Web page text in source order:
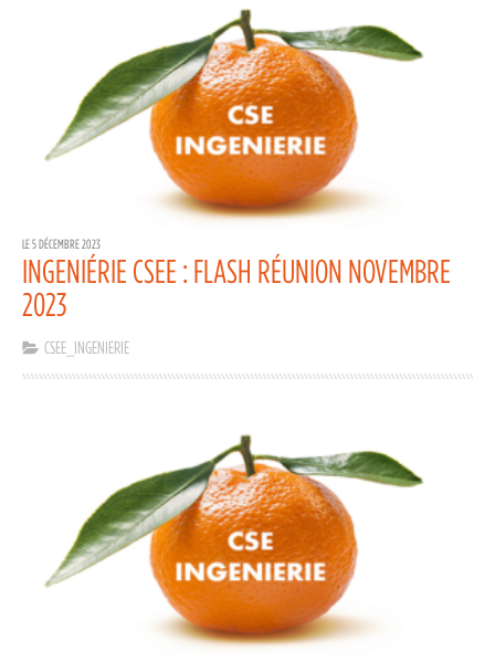
LE 5 DÉCEMBRE 2023
INGENIÉRIE CSEE : FLASH RÉUNION NOVEMBRE
2023
CSEE_INGENIERIE